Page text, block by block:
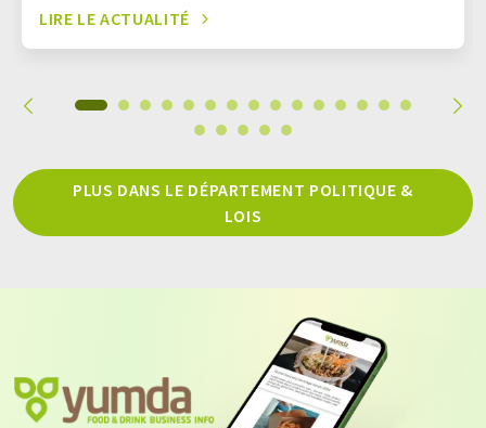
LIRE LE ACTUALITÉ
PLUS DANS LE DÉPARTEMENT POLITIQUE &
LOIS